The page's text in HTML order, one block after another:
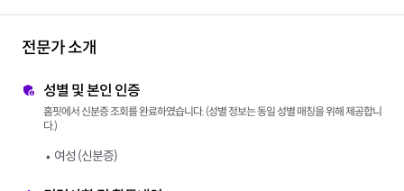
전문가 소개
성별 및 본인 인증
홈핏에서 신분증 조회를 완료하였습니다. (성별 정보는 동일 성별 매칭을 위해 제공합니
다.)
여성 (신분증)